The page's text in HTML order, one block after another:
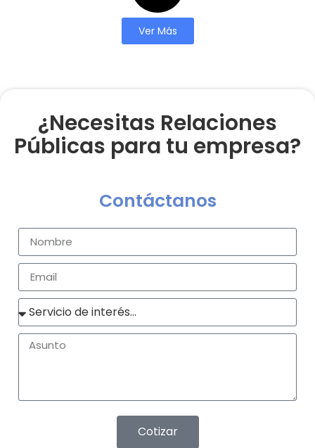
Ver Más
¿Necesitas Relaciones
Públicas para tu empresa?
Contáctanos
Cotizar